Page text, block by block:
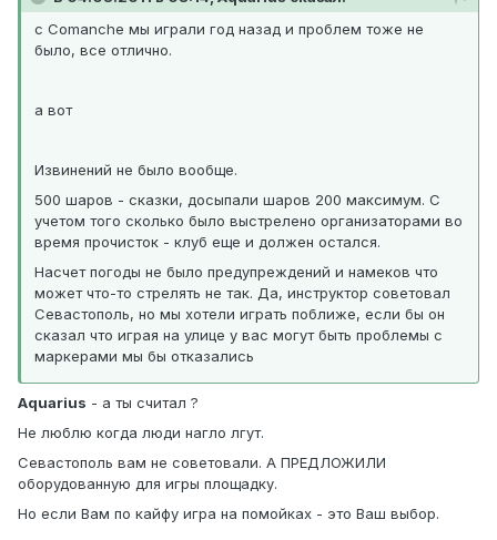
с Comanche мы играли год назад и проблем тоже не
было, все отлично.
а вот
Извинений не было вообще.
500 шаров - сказки, досыпали шаров 200 максимум. С
учетом того сколько было выстрелено организаторами во
время прочисток - клуб еще и должен остался.
Насчет погоды не было предупреждений и намеков что
может что-то стрелять не так. Да, инструктор советовал
Севастополь, но мы хотели играть поближе, если бы он
сказал что играя на улице у вас могут быть проблемы с
маркерами мы бы отказались
Aquarius - а ты считал ?
Не люблю когда люди нагло лгут.
Севастополь вам не советовали. А ПРЕДЛОЖИЛИ
оборудованную для игры площадку.
Но если Вам по кайфу игра на помойках - это Ваш выбор.